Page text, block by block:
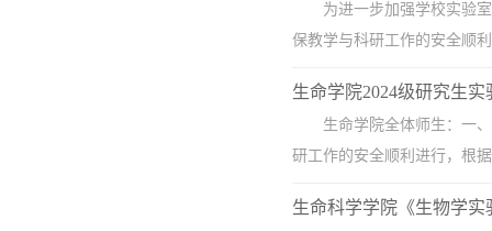
为进一步加强学校实验
保教学与科研工作的安全顺
生命学院2024级研究生
生命学院全体师生：一
研工作的安全顺利进行，根
生命科学学院《生物学